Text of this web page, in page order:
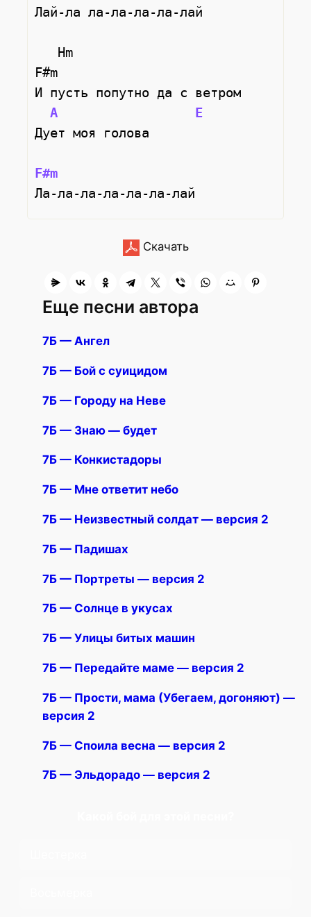
Лай-ла ла-ла-ла-ла-лай
F#m
И пусть попутно да с ветром
A
E
Дует моя голова
F#m
Ла-ла-ла-ла-ла-ла-лай
Скачать
Еще песни автора
7Б — Ангел
7Б — Бой с суицидом
7Б — Городу на Неве
7Б — Знаю — будет
7Б — Конкистадоры
7Б — Мне ответит небо
7Б — Неизвестный солдат — версия 2
7Б — Падишах
7Б — Портреты — версия 2
7Б — Солнце в укусах
7Б — Улицы битых машин
7Б — Передайте маме — версия 2
7Б — Прости, мама (Убегаем, догоняют) —
версия 2
7Б — Споила весна — версия 2
7Б — Эльдорадо — версия 2